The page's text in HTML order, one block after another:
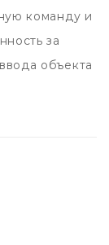
команду и
за
объекта